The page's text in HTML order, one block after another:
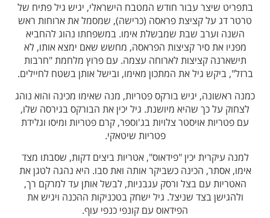
בתפריט שיצר עבור חודש המטבח הישראלי, יגיש גיל פתיח של
טרטר דג על קציצת פראסה (כרישה), שמסמל את ארוחות ראש
השנה וערב שבת שמבשלת אימו. במשפחתו נהוג להחביא
מפניו את סיר קציצות הפראסה, מחשש שאם ימצא אותו, לא
תישארנה קציצות לארוחה עצמה. עם פרוץ מלחמת "חרבות
ברזל", ביקש גיל את המתכון מאימו, ובישל אותן בשטח לחיילים.
כמנה ראשונה, יגיש בורקס פטריות, מנה שאימו מכינה והוא נוהג
לצחוק על כך שהיא מיושנת. גיל יכין את הבורקס בגירסה שלו,
עם פטריות אויסטר צלויות בג'וספר, קרם פטריות ומיסו וגלידת
פטריות שיטאקי.
למנה עיקרית יכין "פידאוס", אטריות ביצים דקות, שסבתו מצד
אימו, אסתר, הכינה כשביקר אותה ואת סבו. היא נהגה לטגן את
האטריות עם בצל ורסק עגבניות, לבשל אותן עד למרקם רך,
ולהגישן בצד שניצל. גיל ישחק בטכניקות ההכנה ויגיש את
הפידאוס עם קונפי כנפי עוף.